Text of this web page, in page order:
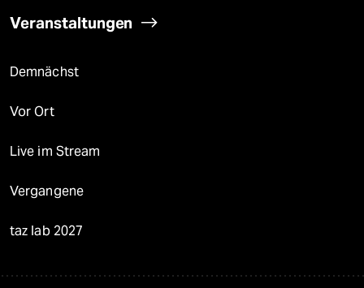
Veranstaltungen
Demnächst
Vor Ort
Live im Stream
Vergangene
taz lab 2027